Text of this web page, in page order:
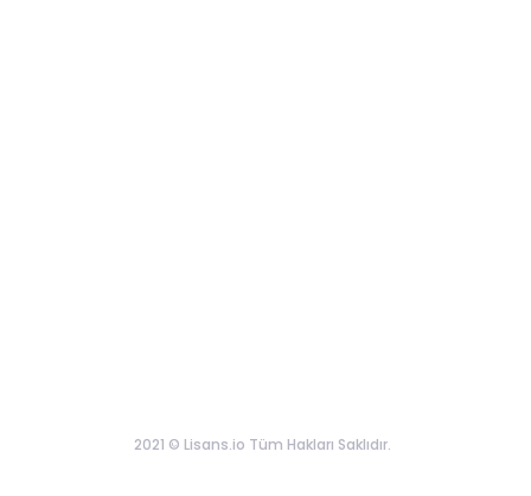
2021 © Lisans.io Tüm Hakları Saklıdır.